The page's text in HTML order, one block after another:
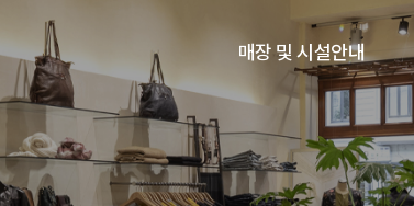
매장 및 시설안내